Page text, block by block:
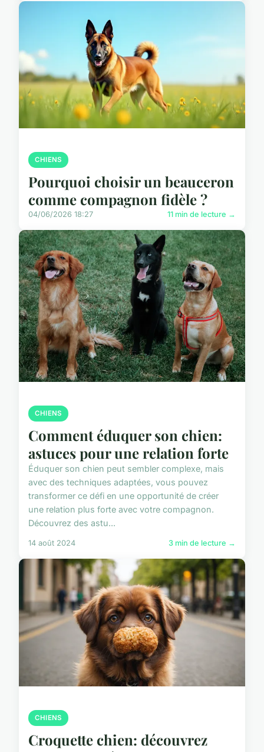
CHIENS
Pourquoi choisir un beauceron
comme compagnon fidèle ?
04/06/2026 18:27 11 min de lecture →
CHIENS
Comment éduquer son chien:
astuces pour une relation forte
Éduquer son chien peut sembler complexe, mais
avec des techniques adaptées, vous pouvez
transformer ce défi en une opportunité de créer
une relation plus forte avec votre compagnon.
Découvrez des astu...
14 août 2024 3 min de lecture →
CHIENS
Croquette chien: découvrez